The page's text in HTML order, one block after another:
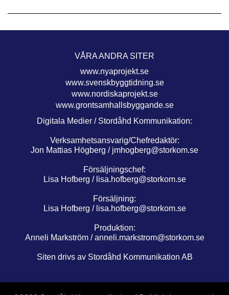
VÅRA ANDRA SITER
www.nyaprojekt.se
www.svenskbyggtidning.se
www.nordiskaprojekt.se
www.grontsamhallsbyggande.se
Digitala Medier / Stordåhd Kommunikation:
Verksamhetsansvarig/Chefredaktör:
Jon Mattias Högberg / jmhogberg@storkom.se
Försäljningschef:
Lisa Hofberg / lisa.hofberg@storkom.se
Försäljning:
Lisa Hofberg / lisa.hofberg@storkom.se
Produktion:
Anneli Markström /anneli.markstrom@storkom.se
Siten drivs av Stordåhd Kommunikation AB